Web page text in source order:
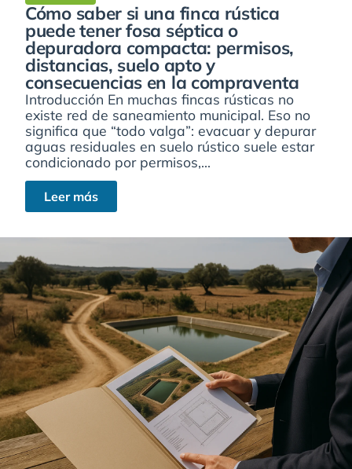
Cómo saber si una finca rústica
puede tener fosa séptica o
depuradora compacta: permisos,
distancias, suelo apto y
consecuencias en la compraventa
Introducción En muchas fincas rústicas no
existe red de saneamiento municipal. Eso no
significa que “todo valga”: evacuar y depurar
aguas residuales en suelo rústico suele estar
condicionado por permisos,...
Leer más